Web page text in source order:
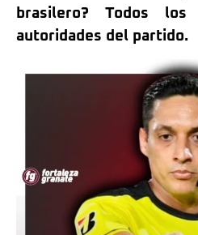
brasilero? Todos
autoridades del partido.